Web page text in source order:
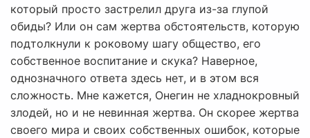
который просто застрелил друга из-за глупой
обиды? Или он сам жертва обстоятельств, которую
подтолкнули к роковому шагу общество, его
собственное воспитание и скука? Наверное,
однозначного ответа здесь нет, и в этом вся
сложность. Мне кажется, Онегин не хладнокровный
злодей, но и не невинная жертва. Он скорее жертва
своего мира и своих собственных ошибок, которые